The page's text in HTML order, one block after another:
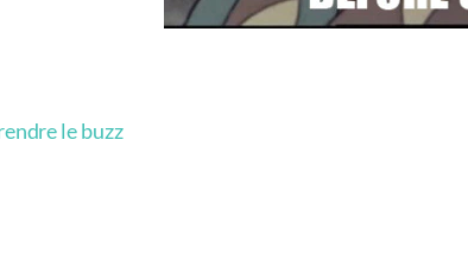
le buzz